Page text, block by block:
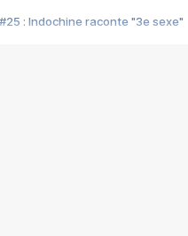
#25 : Indochine raconte "3e sexe"